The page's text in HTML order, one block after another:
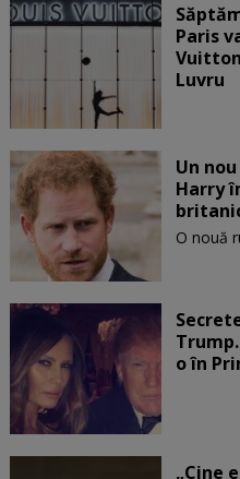
Paris
Luvru
Un
Harry
O nouă
o în
„Cine